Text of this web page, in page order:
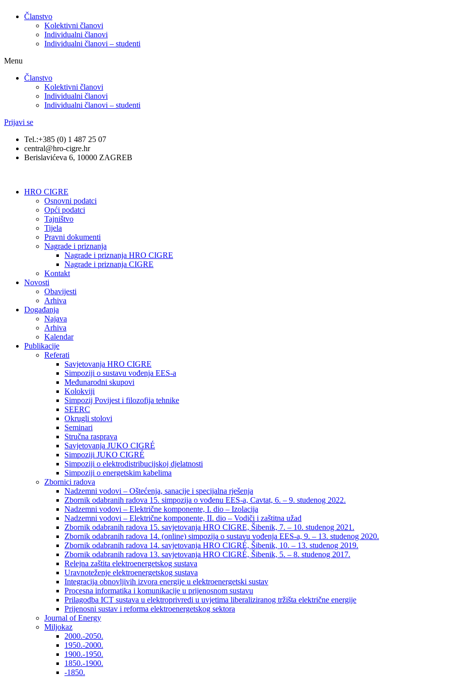
Članstvo
Kolektivni članovi
Individualni članovi
Individualni članovi – studenti
Menu
Članstvo
Kolektivni članovi
Individualni članovi
Individualni članovi – studenti
Prijavi se
Tel.:+385 (0) 1 487 25 07
central@hro-cigre.hr
Berislavićeva 6, 10000 ZAGREB
HRO CIGRE
Osnovni podatci​
Opći podatci
Tajništvo
Tijela
Pravni dokumenti
Nagrade i priznanja
Nagrade i priznanja HRO CIGRE
Nagrade i priznanja CIGRE
Kontakt
Novosti
Obavijesti
Arhiva
Događanja
Najava
Arhiva
Kalendar
Publikacije
Referati
Savjetovanja HRO CIGRE
Simpoziji o sustavu vođenja EES-a
Međunarodni skupovi
Kolokviji​
Simpozij Povijest i filozofija tehnike
SEERC
Okrugli stolovi
Seminari​
Stručna rasprava​
Savjetovanja JUKO CIGRÉ
Simpoziji JUKO CIGRÉ
Simpoziji o elektrodistribucijskoj djelatnosti
Simpoziji o energetskim kabelima
Zbornici radova
Nadzemni vodovi – Oštećenja, sanacije i specijalna rješenja
Zbornik odabranih radova 15. simpozija o vođenu EES-a, Cavtat, 6. – 9. studenog 2022.
Nadzemni vodovi – Električne komponente, I. dio – Izolacija
Nadzemni vodovi – Električne komponente, II. dio – Vodiči i zaštitna užad
Zbornik odabranih radova 15. savjetovanja HRO CIGRE, Šibenik, 7. – 10. studenog 2021.
Zbornik odabranih radova 14. (online) simpozija o sustavu vođenja EES-a, 9. – 13. studenog 2020.
Zbornik odabranih radova 14. savjetovanja HRO CIGRÉ, Šibenik, 10. – 13. studenog 2019.
Zbornik odabranih radova 13. savjetovanja HRO CIGRÉ, Šibenik, 5. – 8. studenog 2017.
Relejna zaštita elektroenergetskog sustava
Uravnoteženje elektroenergetskog sustava
Integracija obnovljivih izvora energije u elektroenergetski sustav
Procesna informatika i komunikacije u prijenosnom sustavu
Prilagodba ICT sustava u elektroprivredi u uvjetima liberaliziranog tržišta električne energije
Prijenosni sustav i reforma elektroenergetskog sektora
Journal of Energy
Miljokaz
2000.-2050.
1950.-2000.
1900.-1950.
1850.-1900.
-1850.